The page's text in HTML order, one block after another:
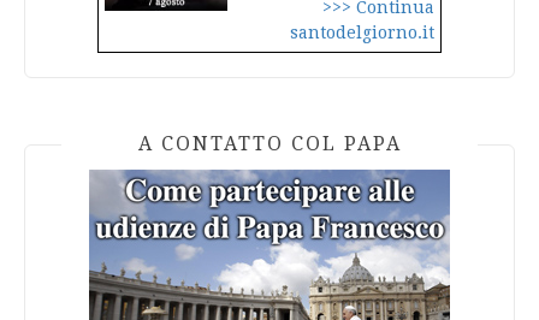
>>> Continua
santodelgiorno.it
A CONTATTO COL PAPA